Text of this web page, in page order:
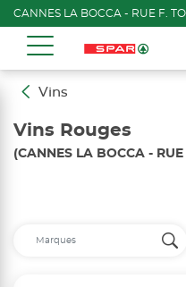
CANNES LA BOCCA - RUE F.
Vins
Vins Rouges
(CANNES LA BOCCA -